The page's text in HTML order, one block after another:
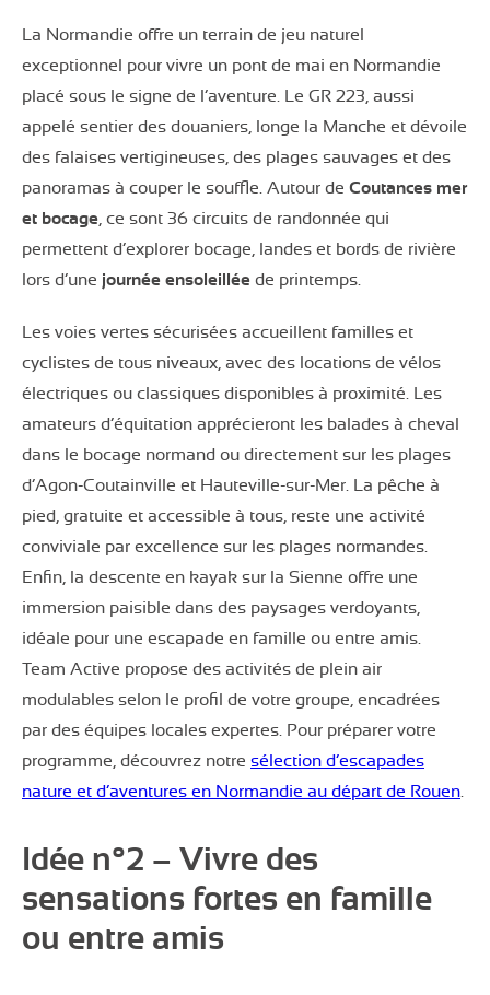
La Normandie offre un terrain de jeu naturel
exceptionnel pour vivre un pont de mai en Normandie
placé sous le signe de l’aventure. Le GR 223, aussi
appelé sentier des douaniers, longe la Manche et dévoile
des falaises vertigineuses, des plages sauvages et des
panoramas à couper le souffle. Autour de Coutances mer
et bocage, ce sont 36 circuits de randonnée qui
permettent d’explorer bocage, landes et bords de rivière
lors d’une journée ensoleillée de printemps.
Les voies vertes sécurisées accueillent familles et
cyclistes de tous niveaux, avec des locations de vélos
électriques ou classiques disponibles à proximité. Les
amateurs d’équitation apprécieront les balades à cheval
dans le bocage normand ou directement sur les plages
d’Agon-Coutainville et Hauteville-sur-Mer. La pêche à
pied, gratuite et accessible à tous, reste une activité
conviviale par excellence sur les plages normandes.
Enfin, la descente en kayak sur la Sienne offre une
immersion paisible dans des paysages verdoyants,
idéale pour une escapade en famille ou entre amis.
Team Active propose des activités de plein air
modulables selon le profil de votre groupe, encadrées
par des équipes locales expertes. Pour préparer votre
programme, découvrez notre sélection d’escapades
nature et d’aventures en Normandie au départ de Rouen.
Idée n°2 – Vivre des
sensations fortes en famille
ou entre amis